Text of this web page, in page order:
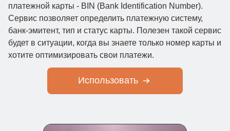
платежной карты - BIN (Bank Identification Number).
Сервис позволяет определить платежную систему,
банк-эмитент, тип и статус карты. Полезен такой сервис
будет в ситуации, когда вы знаете только номер карты и
хотите оптимизировать свои платежи.
Использовать